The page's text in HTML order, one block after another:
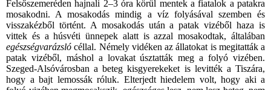
Felsőszemeréden hajnali 2–3 óra körül mentek a fiatalok a patakra
mosakodni. A mosakodás mindig a víz folyásával szemben és
visszakézből történt. A mosakodás után a patak vizéből haza is
vittek és a húsvéti ünnepek alatt is azzal mosakodtak, általában
egészségvarázsló céllal. Némely vidéken az állatokat is megitatták a
patak vizéből, máshol a lovakat úsztatták meg a folyó vizében.
Szeged-Alsóvárosban a beteg kisgyerekeket is levitték a Tiszára,
hogy a bajt lemossák róluk. Elterjedt hiedelem volt, hogy aki a